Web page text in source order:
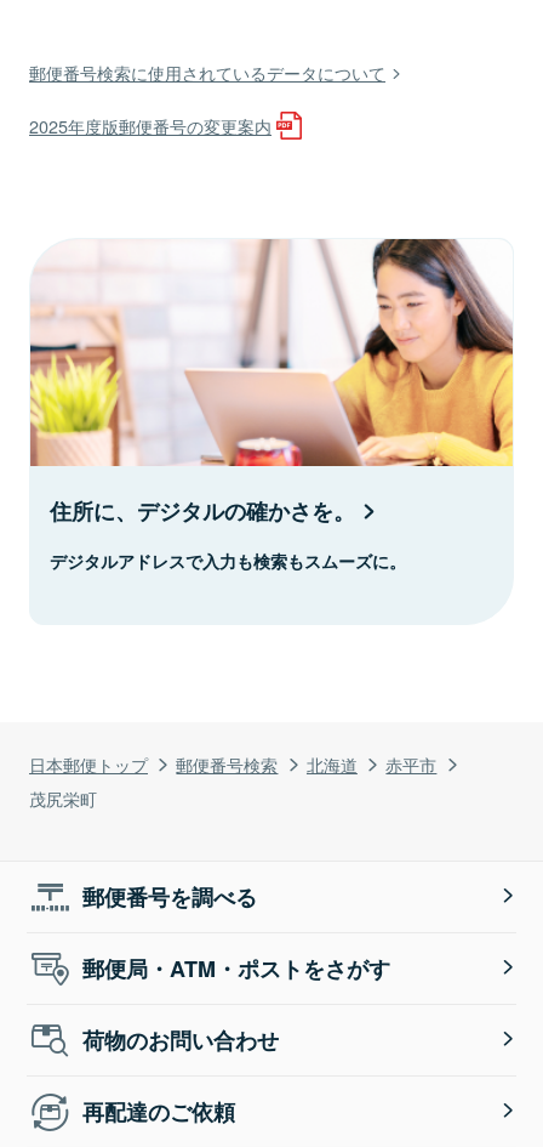
日本郵便トップ 郵便番号検索 北海道
赤平市
茂尻栄町
郵便番号検索に使用されているデータについて
2025年度版郵便番号の変更案内
住所に、デジタルの確かさを。
デジタルアドレスで入力も検索もスムーズに。
郵便番号を調べる
郵便局・ATM・ポストをさがす
荷物のお問い合わせ
再配達のご依頼